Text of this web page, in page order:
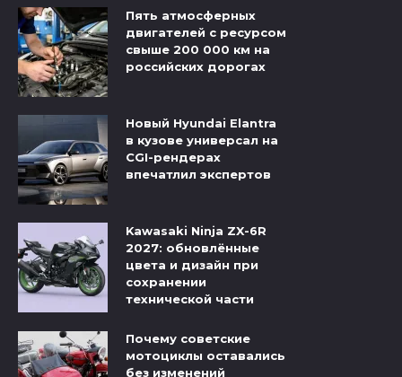
Пять атмосферных
двигателей с ресурсом
свыше 200 000 км на
российских дорогах
Новый Hyundai Elantra
в кузове универсал на
CGI-рендерах
впечатлил экспертов
Kawasaki Ninja ZX-6R
2027: обновлённые
цвета и дизайн при
сохранении
технической части
Почему советские
мотоциклы оставались
без изменений